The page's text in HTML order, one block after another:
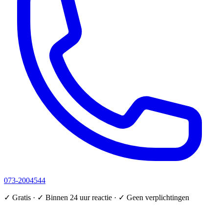
073-2004544
✓ Gratis · ✓ Binnen 24 uur reactie · ✓ Geen verplichtingen